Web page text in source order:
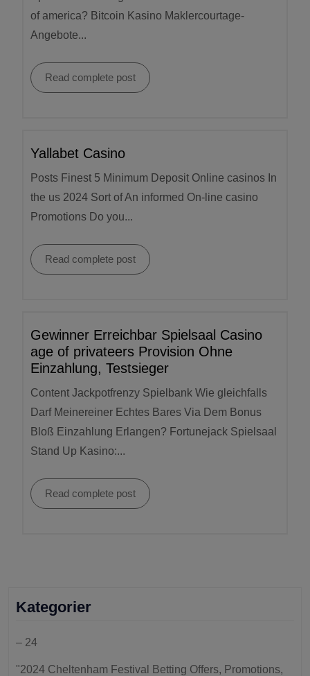
of america? Bitcoin Kasino Maklercourtage-
Angebote...
Read complete post
Yallabet Casino
Posts Finest 5 Minimum Deposit Online casinos In
the us 2024 Sort of An informed On-line casino
Promotions Do you...
Read complete post
Gewinner Erreichbar Spielsaal Casino
age of privateers Provision Ohne
Einzahlung, Testsieger
Content Jackpotfrenzy Spielbank Wie gleichfalls
Darf Meinereiner Echtes Bares Via Dem Bonus
Bloß Einzahlung Erlangen? Fortunejack Spielsaal
Stand Up Kasino:...
Read complete post
Kategorier
– 24
"2024 Cheltenham Festival Betting Offers, Promotions,